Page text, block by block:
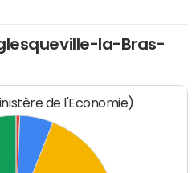
la-Bras-
de l'Economie)